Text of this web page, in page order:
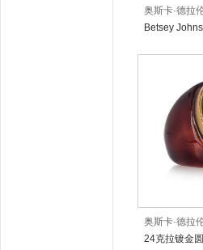
奥斯卡·德拉
Betsey
奥斯卡·德拉
24克拉镀金